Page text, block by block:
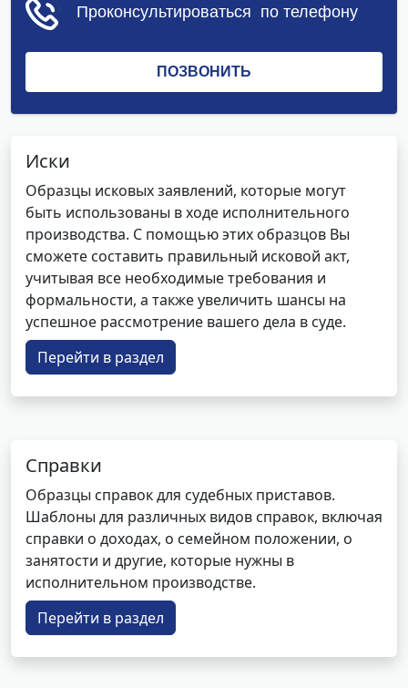
Иски
Образцы исковых заявлений, которые могут
быть использованы в ходе исполнительного
производства. С помощью этих образцов Вы
сможете составить правильный исковой акт,
учитывая все необходимые требования и
формальности, а также увеличить шансы на
успешное рассмотрение вашего дела в суде.
Перейти в раздел
Справки
Образцы справок для судебных приставов.
Шаблоны для различных видов справок, включая
справки о доходах, о семейном положении, о
занятости и другие, которые нужны в
исполнительном производстве.
Перейти в раздел